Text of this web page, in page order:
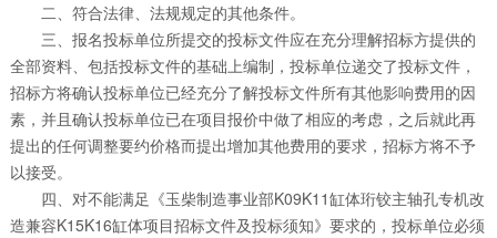
二、符合法律、法规规定的其他条件。
三、报名投标单位所提交的投标文件应在充分理解招标方提供的
全部资料、包括投标文件的基础上编制，投标单位递交了投标文件，
招标方将确认投标单位已经充分了解投标文件所有其他影响费用的因
素，并且确认投标单位已在项目报价中做了相应的考虑，之后就此再
提出的任何调整要约价格而提出增加其他费用的要求，招标方将不予
以接受。
四、对不能满足《玉柴制造事业部K09K11缸体珩铰主轴孔专机改
造兼容K15K16缸体项目招标文件及投标须知》要求的，投标单位必须